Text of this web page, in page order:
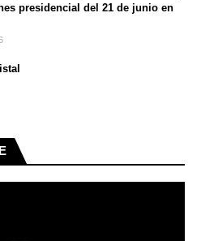
presidencial del 21 de junio en